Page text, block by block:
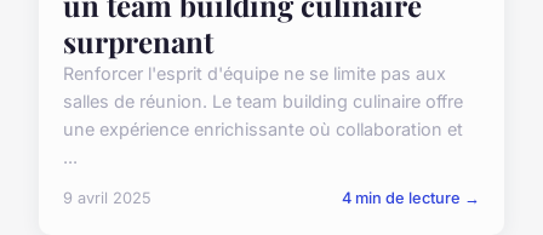
surprenant
Renforcer l'esprit d'équipe ne se limite pas aux
salles de réunion. Le team building culinaire offre
une expérience enrichissante où collaboration et
...
9 avril 2025 4 min de lecture →